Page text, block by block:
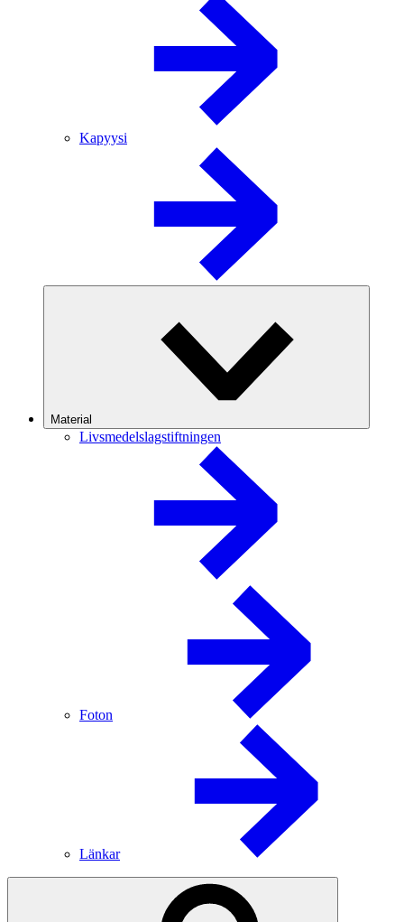
Kapyysi
Material
Livsmedelslagstiftningen
Foton
Länkar